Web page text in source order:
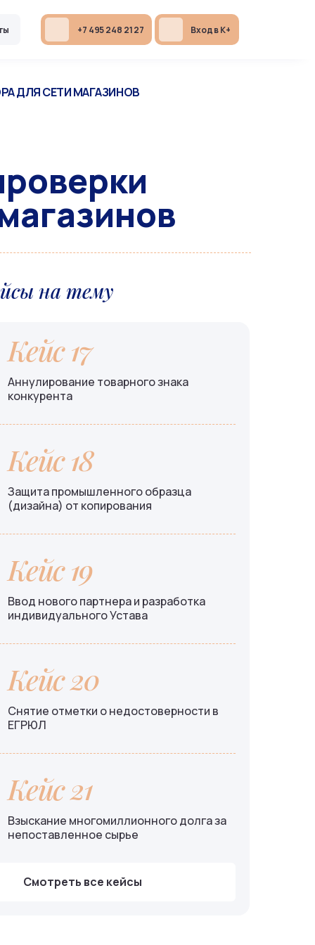
+7 495 248 21 27 Вход в К+
ДЛЯ СЕТИ МАГАЗИНОВ
на тему
Кейс 17
Аннулирование товарного знака
конкурента
Кейс 18
Защита промышленного образца
(дизайна) от копирования
Кейс 19
Ввод нового партнера и разработка
индивидуального Устава
Кейс 20
Снятие отметки о недостоверности в
ЕГРЮЛ
Кейс 21
Взыскание многомиллионного долга за
непоставленное сырье
Смотреть все кейсы